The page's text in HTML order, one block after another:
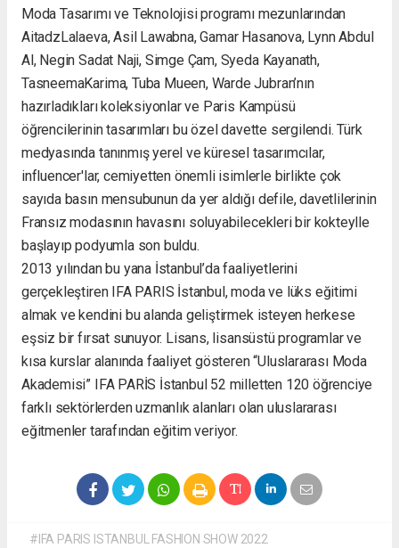
Moda Tasarımı ve Teknolojisi programı mezunlarından
AitadzLalaeva, Asil Lawabna, Gamar Hasanova, Lynn Abdul
Al, Negin Sadat Naji, Simge Çam, Syeda Kayanath,
TasneemaKarima, Tuba Mueen, Warde Jubran’nın
hazırladıkları koleksiyonlar ve Paris Kampüsü
öğrencilerinin tasarımları bu özel davette sergilendi. Türk
medyasında tanınmış yerel ve küresel tasarımcılar,
influencer'lar, cemiyetten önemli isimlerle birlikte çok
sayıda basın mensubunun da yer aldığı defile, davetlilerinin
Fransız modasının havasını soluyabilecekleri bir kokteylle
başlayıp podyumla son buldu.
2013 yılından bu yana İstanbul’da faaliyetlerini
gerçekleştiren IFA PARIS İstanbul, moda ve lüks eğitimi
almak ve kendini bu alanda geliştirmek isteyen herkese
eşsiz bir fırsat sunuyor. Lisans, lisansüstü programlar ve
kısa kurslar alanında faaliyet gösteren “Uluslararası Moda
Akademisi” IFA PARİS İstanbul 52 milletten 120 öğrenciye
farklı sektörlerden uzmanlık alanları olan uluslararası
eğitmenler tarafından eğitim veriyor.
#IFA PARIS ISTANBUL FASHION SHOW 2022